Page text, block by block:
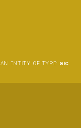
AN ENTITY OF TYPE: aic